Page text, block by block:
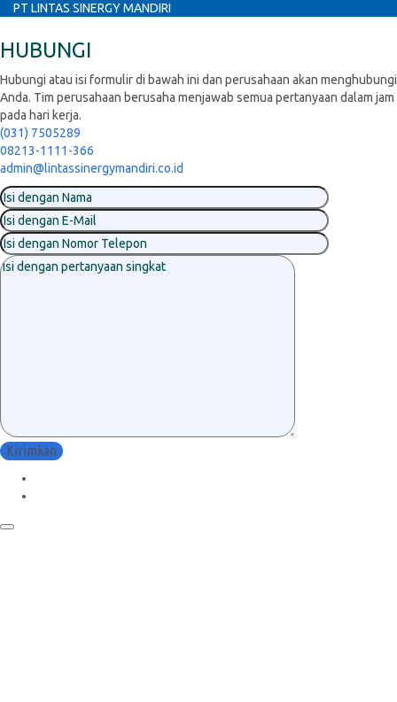
PT LINTAS SINERGY MANDIRI
HUBUNGI
Hubungi atau isi formulir di bawah ini dan perusahaan akan menghubungi
Anda. Tim perusahaan berusaha menjawab semua pertanyaan dalam jam
pada hari kerja.
(031) 7505289
08213-1111-366
admin@lintassinergymandiri.co.id